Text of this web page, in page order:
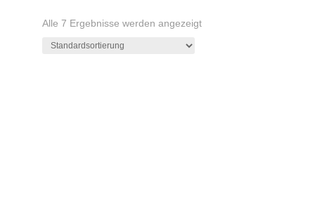
Alle 7 Ergebnisse werden angezeigt